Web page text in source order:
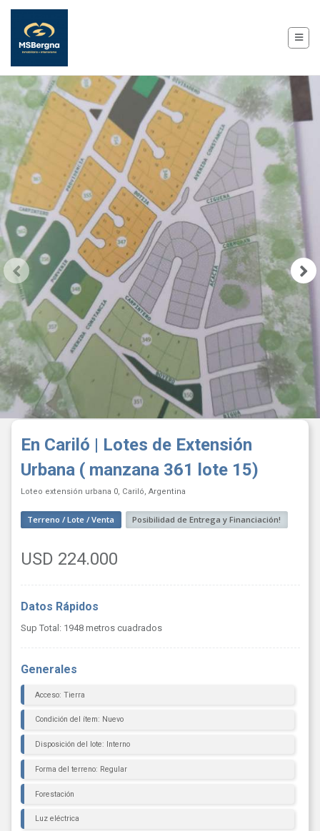
En Cariló | Lotes de Extensión
Urbana ( manzana 361 lote 15)
Loteo extensión urbana 0, Cariló, Argentina
Terreno / Lote / Venta Posibilidad de Entrega y Financiación!
USD 224.000
Datos Rápidos
Sup Total: 1948 metros cuadrados
Generales
Acceso: Tierra
Condición del ítem: Nuevo
Disposición del lote: Interno
Forma del terreno: Regular
Forestación
Luz eléctrica